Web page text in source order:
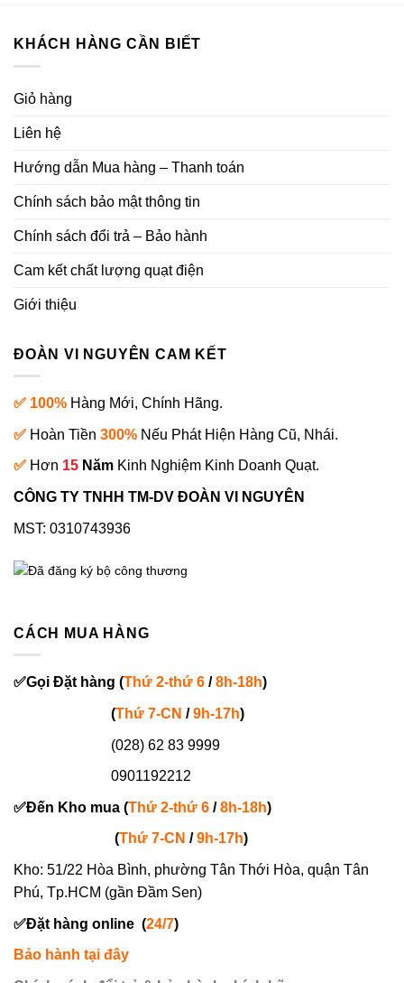
KHÁCH HÀNG CẦN BIẾT
Giỏ hàng
Liên hệ
Hướng dẫn Mua hàng – Thanh toán
Chính sách bảo mật thông tin
Chính sách đổi trả – Bảo hành
Cam kết chất lượng quạt điện
Giới thiệu
ĐOÀN VI NGUYÊN CAM KẾT
✅ 100% Hàng Mới, Chính Hãng.
✅ Hoàn Tiền 300% Nếu Phát Hiện Hàng Cũ, Nhái.
✅ Hơn 15 Năm Kinh Nghiệm Kinh Doanh Quạt.
CÔNG TY TNHH TM-DV ĐOÀN VI NGUYÊN
MST: 0310743936
CÁCH MUA HÀNG
✅Gọi Đặt hàng (Thứ 2-thứ 6 /8h-18h)
(Thứ 7-CN /9h-17h)
(028) 62 83 9999
0901192212
✅Đến Kho mua (Thứ 2-thứ 6 /8h-18h)
(Thứ 7-CN /9h-17h)
Kho: 51/22 Hòa Bình, phường Tân Thới Hòa, quận Tân
Phú, Tp.HCM (gần Đầm Sen)
✅Đặt hàng online (24/7)
Bảo hành tại đây